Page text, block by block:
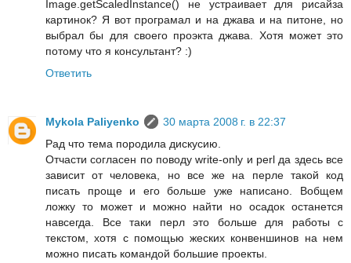
Image.getScaledInstance() не устраивает для рисайза
картинок? Я вот програмал и на джава и на питоне, но
выбрал бы для своего проэкта джава. Хотя может это
потому что я консультант? :)
Ответить
Mykola Paliyenko
30 марта 2008 г. в 22:37
Рад что тема породила дискусию.
Отчасти согласен по поводу write-only и perl да здесь все
зависит от человека, но все же на перле такой код
писать проще и его больше уже написано. Вобщем
ложку то может и можно найти но осадок останется
навсегда. Все таки перл это больше для работы с
текстом, хотя с помощью жеских конвеншинов на нем
можно писать командой большие проекты.